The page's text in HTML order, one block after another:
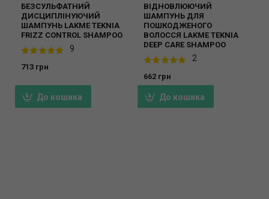
БЕЗСУЛЬФАТНИЙ
ДИСЦИПЛІНУЮЧИЙ
ШАМПУНЬ LAKME TEKNIA
FRIZZ CONTROL SHAMPOO
9
713 грн
До кошика
ВІДНОВЛЮЮЧИЙ
ШАМПУНЬ ДЛЯ
ПОШКОДЖЕНОГО
ВОЛОССЯ LAKME TEKNIA
DEEP CARE SHAMPOO
2
662 грн
До кошика